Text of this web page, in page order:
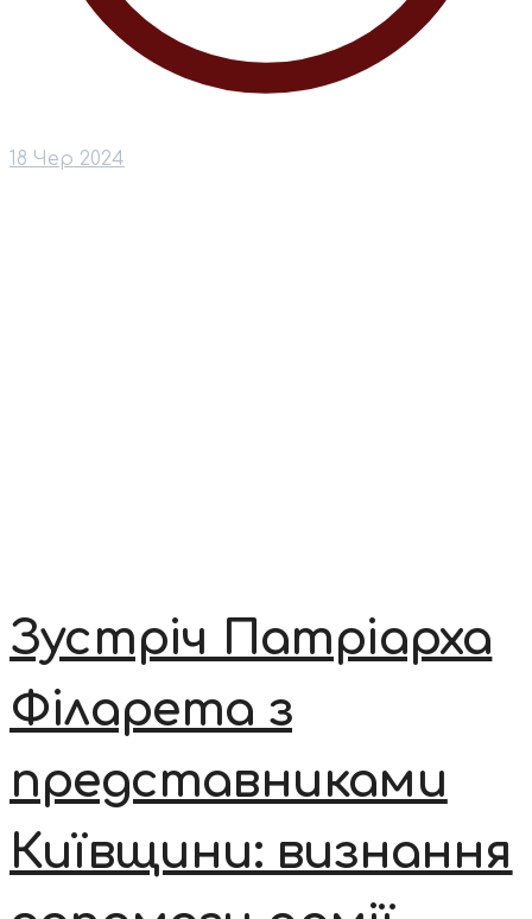
18 Чер 2024
Зустріч Патріарха
Філарета з
представниками
Київщини: визнання